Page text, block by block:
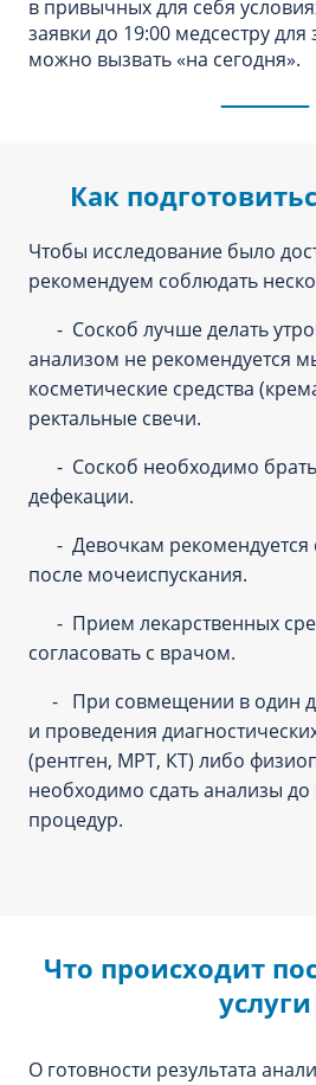
в привычных для себя
заявки до 19:00 медсестру
можно вызвать «‎на сегодня»‎.
Как
Чтобы исследование было
рекомендуем соблюдать
- Соскоб лучше делать
анализом не рекомендуется
косметические средства
ректальные свечи.
- Соскоб необходимо брать
дефекации.
- Девочкам рекомендуется
после мочеиспускания.
- Прием лекарственных
согласовать с врачом.
- При совмещении в один
и проведения
(рентген, МРТ, КТ) либо
необходимо сдать анализы
процедур.
Что происходит
услуги
О готовности результата